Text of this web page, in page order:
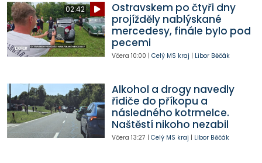
02:42
Ostravskem po čtyři dny
projížděly nablýskané
mercedesy, finále bylo pod
pecemi
Včera 10:00 | Celý MS kraj | Libor Běčák
Alkohol a drogy navedly
řidiče do příkopu a
následného kotrmelce.
Naštěstí nikoho nezabil
Včera 13:27 | Celý MS kraj | Libor Běčák